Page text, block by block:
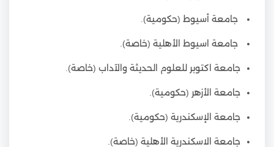
جامعة أسيوط (حكومية).
جامعة اسيوط الأهلية (خاصة).
جامعة اكتوبر للعلوم الحديثة والآداب (خاصة).
جامعة الأزهر (حكومية).
جامعة الإسكندرية (حكومية).
جامعة الاسكندرية الأهلية (خاصة).